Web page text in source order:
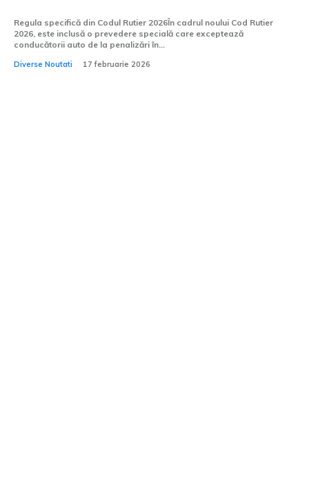
Regula specifică din Codul Rutier 2026În cadrul noului Cod Rutier
2026, este inclusă o prevedere specială care exceptează
conducătorii auto de la penalizări în...
Diverse Noutati 17 februarie 2026